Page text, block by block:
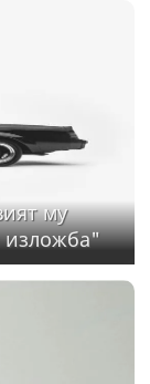
му
изложба"